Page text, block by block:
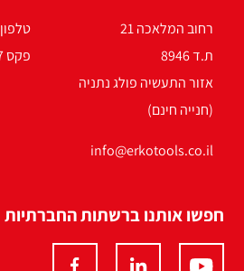
רחוב המלאכה 21
ת.ד 8946
אזור התעשיה פולג נתניה
(חנייה חינם)
טלפון 09-3740111
פקס 09-8328367
info@erkotools.co.il
חפשו אותנו ברשתות החברתיות